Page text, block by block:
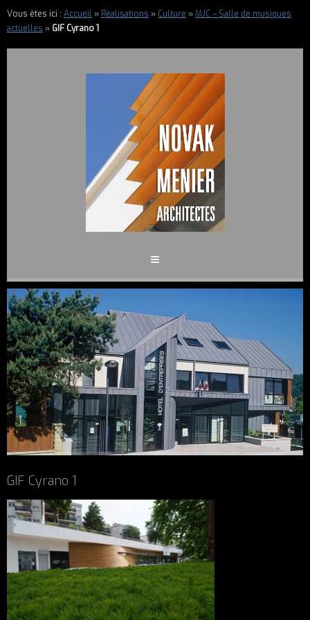
Vous êtes ici : Accueil» Réalisations » Culture »MJC – Salle de musiques
actuelles » GIF Cyrano 1
GIF Cyrano 1